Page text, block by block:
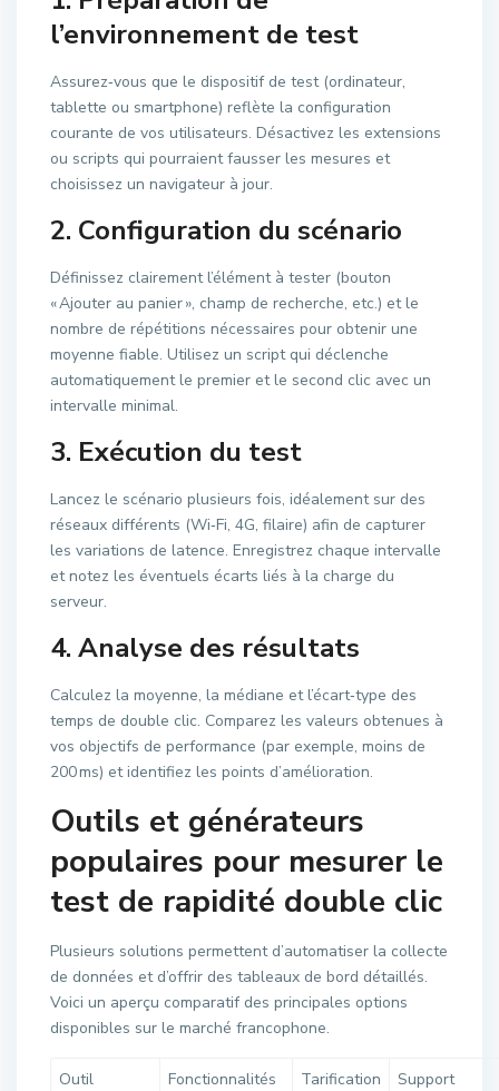
l’environnement de test
Assurez‑vous que le dispositif de test (ordinateur,
tablette ou smartphone) reflète la configuration
courante de vos utilisateurs. Désactivez les extensions
ou scripts qui pourraient fausser les mesures et
choisissez un navigateur à jour.
2. Configuration du scénario
Définissez clairement l’élément à tester (bouton
« Ajouter au panier », champ de recherche, etc.) et le
nombre de répétitions nécessaires pour obtenir une
moyenne fiable. Utilisez un script qui déclenche
automatiquement le premier et le second clic avec un
intervalle minimal.
3. Exécution du test
Lancez le scénario plusieurs fois, idéalement sur des
réseaux différents (Wi‑Fi, 4G, filaire) afin de capturer
les variations de latence. Enregistrez chaque intervalle
et notez les éventuels écarts liés à la charge du
serveur.
4. Analyse des résultats
Calculez la moyenne, la médiane et l’écart‑type des
temps de double clic. Comparez les valeurs obtenues à
vos objectifs de performance (par exemple, moins de
200 ms) et identifiez les points d’amélioration.
Outils et générateurs
populaires pour mesurer le
test de rapidité double clic
Plusieurs solutions permettent d’automatiser la collecte
de données et d’offrir des tableaux de bord détaillés.
Voici un aperçu comparatif des principales options
disponibles sur le marché francophone.
Outil
Fonctionnalités
Tarification
Support